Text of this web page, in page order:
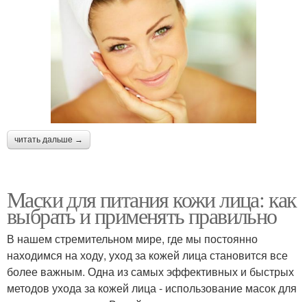
читать дальше →
Маски для питания кожи лица: как
выбрать и применять правильно
В нашем стремительном мире, где мы постоянно
находимся на ходу, уход за кожей лица становится все
более важным. Одна из самых эффективных и быстрых
методов ухода за кожей лица - использование масок для